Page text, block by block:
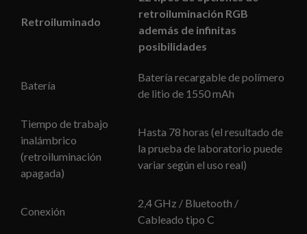
Retroiluminado
retroiluminación RGB
además de infinitas
posibilidades
Batería
Batería recargable de polímero
de litio de 1550 mAh
Tiempo de trabajo
inalámbrico
(retroiluminación
apagada)
Hasta 78 horas (el resultado de
la prueba de laboratorio puede
variar según el uso real)
Conexión
2,4 GHz / Bluetooth /
Cableado tipo C